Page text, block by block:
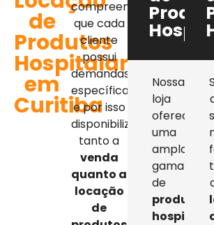
de
Produtos
Hospitalares
em
Curitiba
compreendemos
que cada
cliente
possui
demandas
específicas,
e por isso
disponibilizamos
tanto a
venda
quanto a
locação
de
Nossa
loja
oferece
uma
ampla
gama
de
produtos